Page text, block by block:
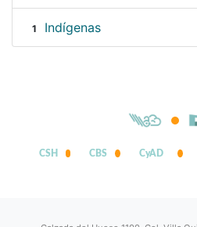
1 Indígenas
CSH CBS CyAD